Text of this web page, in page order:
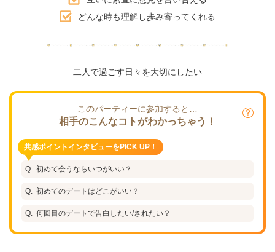
どんな時も理解し歩み寄ってくれる
二人で過ごす日々を大切にしたい
このパーティーに参加すると…
相手のこんなコトがわかっちゃう！
共感ポイントインタビューをPICK UP！
初めて会うならいつがいい？
初めてのデートはどこがいい？
何回目のデートで告白したい/されたい？